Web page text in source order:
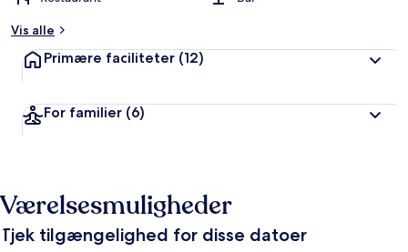
Vis alle
Primære faciliteter (12)
For familier (6)
Værelsesmuligheder
Tjek tilgængelighed for disse datoer